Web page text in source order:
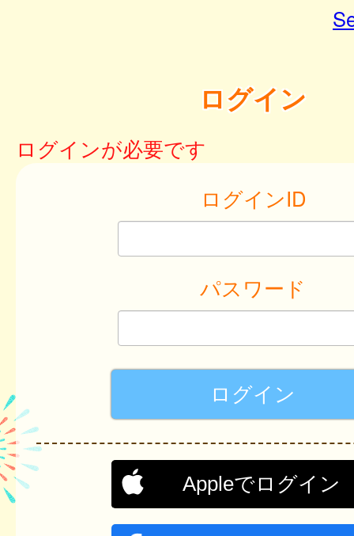
ログイン
ログインが必要です
ログインID
パスワード
Appleでログイン